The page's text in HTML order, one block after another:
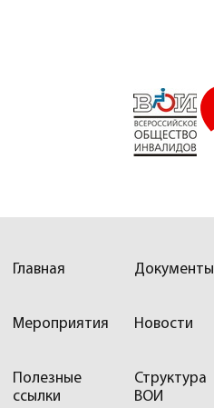
Главная Документы
Мероприятия
Новости
Полезные
ссылки
Структура
ВОИ